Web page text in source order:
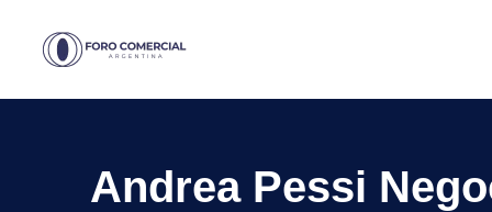
Andrea Pessi